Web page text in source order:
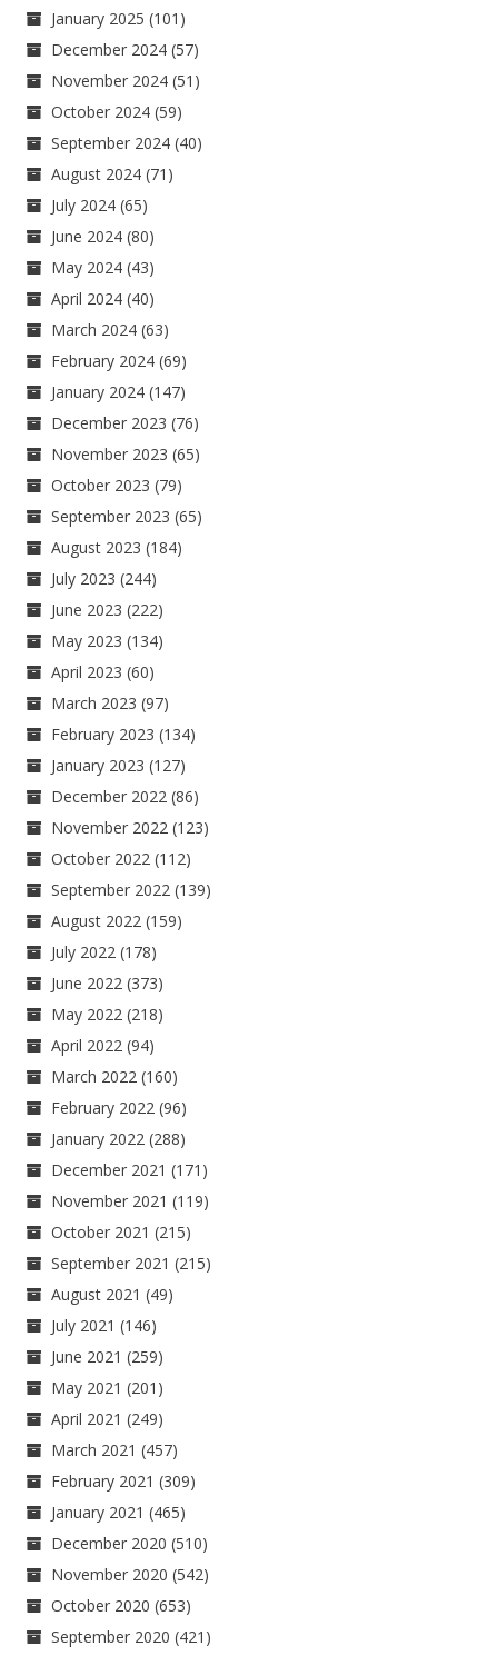
January 2025 (101)
December 2024 (57)
November 2024 (51)
October 2024 (59)
September 2024 (40)
August 2024 (71)
July 2024 (65)
June 2024 (80)
May 2024 (43)
April 2024 (40)
March 2024 (63)
February 2024 (69)
January 2024 (147)
December 2023 (76)
November 2023 (65)
October 2023 (79)
September 2023 (65)
August 2023 (184)
July 2023 (244)
June 2023 (222)
May 2023 (134)
April 2023 (60)
March 2023 (97)
February 2023 (134)
January 2023 (127)
December 2022 (86)
November 2022 (123)
October 2022 (112)
September 2022 (139)
August 2022 (159)
July 2022 (178)
June 2022 (373)
May 2022 (218)
April 2022 (94)
March 2022 (160)
February 2022 (96)
January 2022 (288)
December 2021 (171)
November 2021 (119)
October 2021 (215)
September 2021 (215)
August 2021 (49)
July 2021 (146)
June 2021 (259)
May 2021 (201)
April 2021 (249)
March 2021 (457)
February 2021 (309)
January 2021 (465)
December 2020 (510)
November 2020 (542)
October 2020 (653)
September 2020 (421)